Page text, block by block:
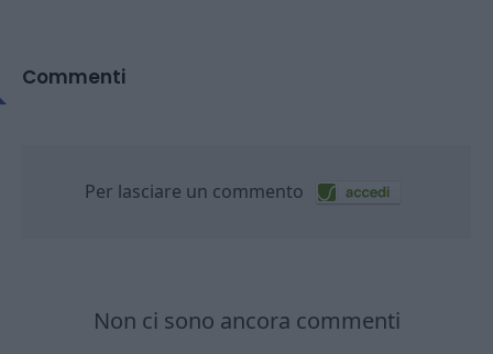
Commenti